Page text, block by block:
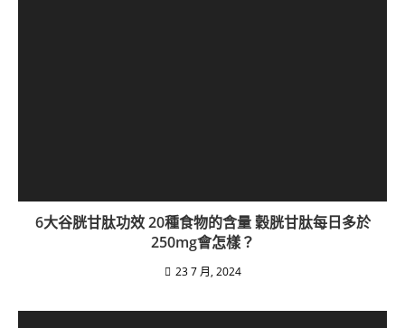
6大谷胱甘肽功效 20種食物的含量 穀胱甘肽每日多於
250mg會怎樣？
23 7 月, 2024